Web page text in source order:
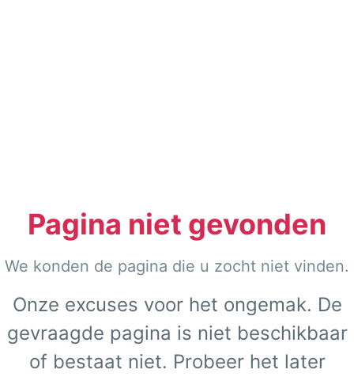
Pagina niet gevonden
We konden de pagina die u zocht niet vinden.
Onze excuses voor het ongemak. De
gevraagde pagina is niet beschikbaar
of bestaat niet. Probeer het later